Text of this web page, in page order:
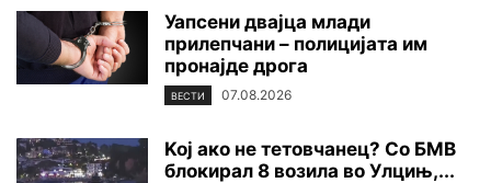
Уапсени двајца млади
прилепчани – полицијата им
пронајде дpoга
ВЕСТИ 07.08.2026
Koj ако не тетовчанец? Со БМВ
блокирал 8 возила во Улцињ,...